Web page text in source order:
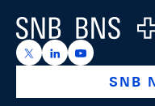
Logo
https://x.com/snb_bns
https://https://
SNB